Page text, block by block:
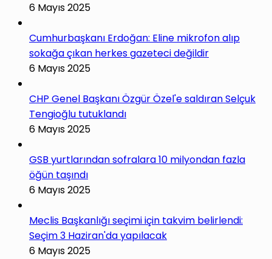
6 Mayıs 2025
Cumhurbaşkanı Erdoğan: Eline mikrofon alıp
sokağa çıkan herkes gazeteci değildir
6 Mayıs 2025
CHP Genel Başkanı Özgür Özel'e saldıran Selçuk
Tengioğlu tutuklandı
6 Mayıs 2025
GSB yurtlarından sofralara 10 milyondan fazla
öğün taşındı
6 Mayıs 2025
Meclis Başkanlığı seçimi için takvim belirlendi:
Seçim 3 Haziran'da yapılacak
6 Mayıs 2025